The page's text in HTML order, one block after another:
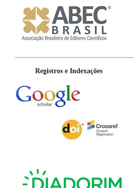
Registros e Indexações